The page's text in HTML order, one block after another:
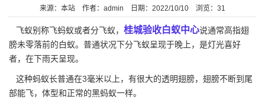
来源：本站 作者：admin 日期：2022/10/10 浏览： 31
飞蚁别称飞蚂蚁或者分飞蚁， 桂城验收白蚁中心说通常高指翅
膀未零落前的白蚁。普通状况下分飞蚁呈现于晚上，是灯光喜好
者，在下雨天呈现。
这种蚂蚁长普通在3毫米以上，有很大的透明翅膀，翅膀不断到尾
部能飞，体型和正常的黑蚂蚁一样。